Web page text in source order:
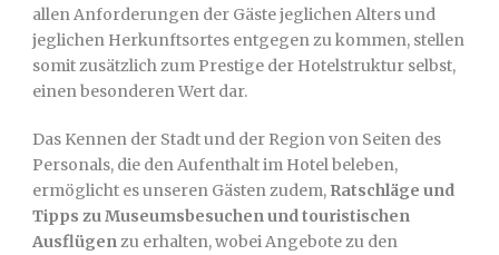
allen Anforderungen der Gäste jeglichen Alters und
jeglichen Herkunftsortes entgegen zu kommen, stellen
somit zusätzlich zum Prestige der Hotelstruktur selbst,
einen besonderen Wert dar.
Das Kennen der Stadt und der Region von Seiten des
Personals, die den Aufenthalt im Hotel beleben,
ermöglicht es unseren Gästen zudem, Ratschläge und
Tipps zu Museumsbesuchen und touristischen
Ausflügenzu erhalten, wobei Angebote zu den